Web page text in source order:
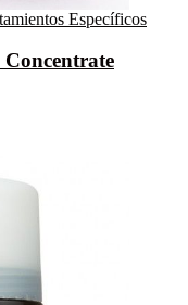
Específicos